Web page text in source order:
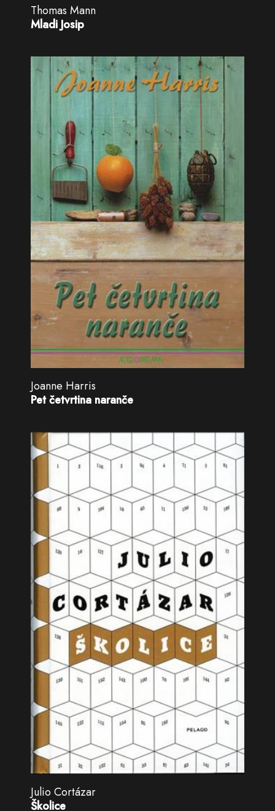
Thomas Mann
Mladi Josip
Joanne Harris
Pet četvrtina naranče
Julio Cortázar
Školice